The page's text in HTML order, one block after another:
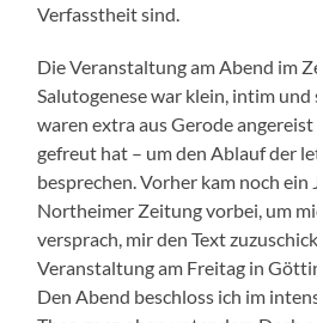
Verfasstheit sind.
Die Veranstaltung am Abend im
Salutogenese war klein, intim
waren extra aus Gerode
gefreut hat – um den Ablauf der
besprechen. Vorher kam noch
Northeimer Zeitung vorbei, um
versprach, mir den Text
Veranstaltung am Freitag in
Den Abend beschloss ich im